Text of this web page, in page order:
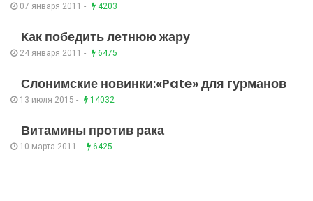
07 января 2011 - 4203
Как победить летнюю жару
24 января 2011 - 6475
Слонимские новинки:«Pate» для гурманов
13 июля 2015 - 14032
Витамины против рака
10 марта 2011 - 6425